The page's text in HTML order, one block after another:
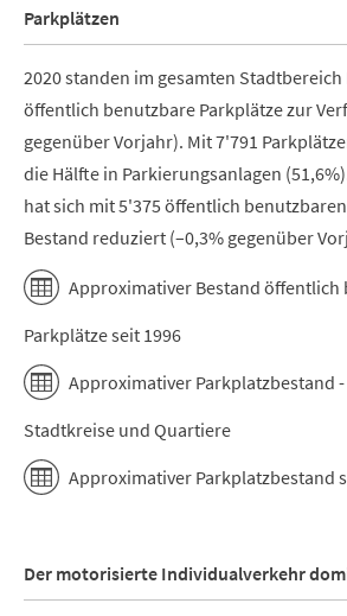
Parkplätzen
2020 standen im gesamten
öffentlich benutzbare Parkplätze zur
gegenüber Vorjahr). Mit 7'791
die Hälfte in Parkierungsanlagen
hat sich mit 5'375 öffentlich
Bestand reduziert (–0,3% gegenüber
Approximativer Bestand öffentlich
Parkplätze seit 1996
Approximativer Parkplatzbestand
Stadtkreise und Quartiere
Approximativer Parkplatzbestand
Der motorisierte Individualverkehr